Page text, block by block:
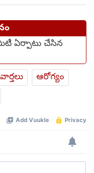
ఏర్పాటు చేసిన
ఆరోగ్యం